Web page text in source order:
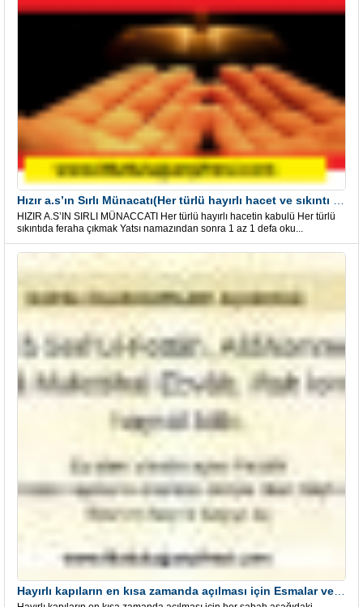
HIZIR A.S’IN SIRLI MÜNACCATI Her türlü hayırlı hacetin kabulü Her türlü
sıkıntıda feraha çıkmak Yatsı namazından sonra 1 az 1 defa oku...